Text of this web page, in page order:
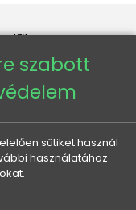
szabott
sütiket használ
használatához